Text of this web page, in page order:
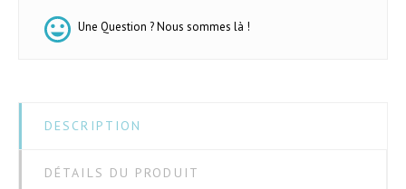
Une Question ? Nous sommes là !
DESCRIPTION
DÉTAILS DU PRODUIT